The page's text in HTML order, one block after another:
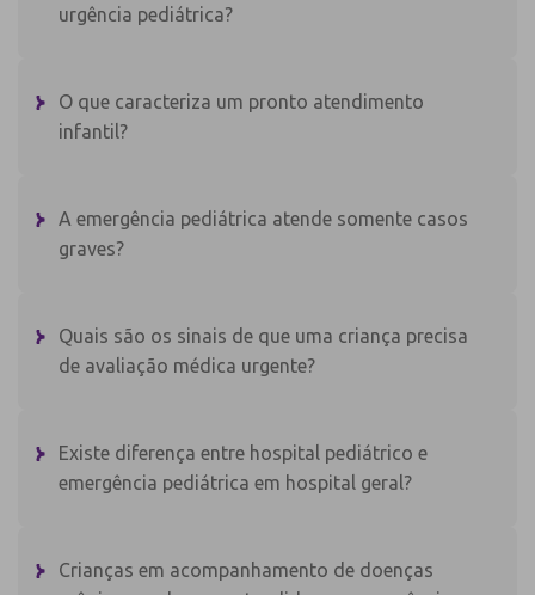
urgência pediátrica?
O que caracteriza um pronto atendimento
infantil?
A emergência pediátrica atende somente casos
graves?
Quais são os sinais de que uma criança precisa
de avaliação médica urgente?
Existe diferença entre hospital pediátrico e
emergência pediátrica em hospital geral?
Crianças em acompanhamento de doenças